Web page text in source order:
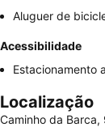
Aluguer de
Acessibilidade
Estacionamento
Localização
Caminho da